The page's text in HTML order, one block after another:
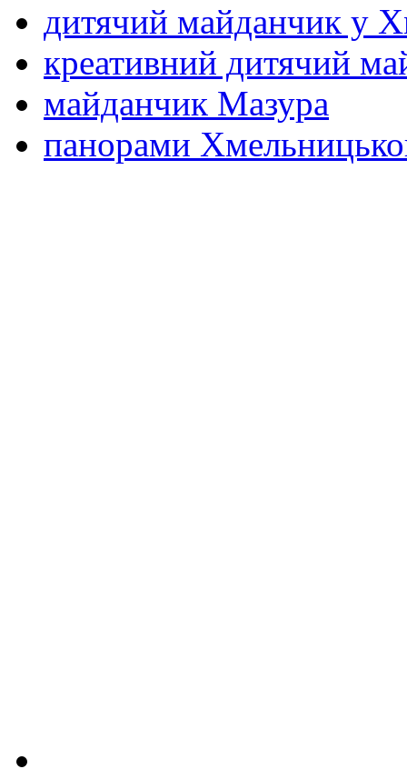
дитячий майданчик у
креативний дитячий
майданчик Мазура
панорами